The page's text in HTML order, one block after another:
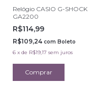
Relógio CASIO G-SHOCK
GA2200
R$114,99
R$109,24 com Boleto
6 x de R$19,17 sem juros